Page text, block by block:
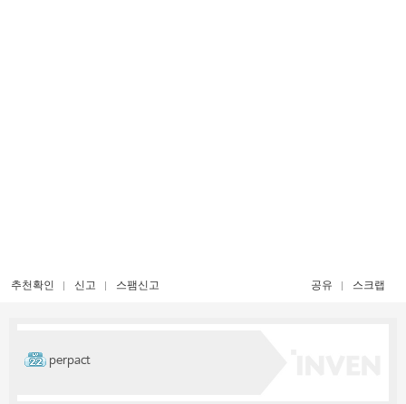
추천확인 신고 스팸신고 공유 스크랩
perpact